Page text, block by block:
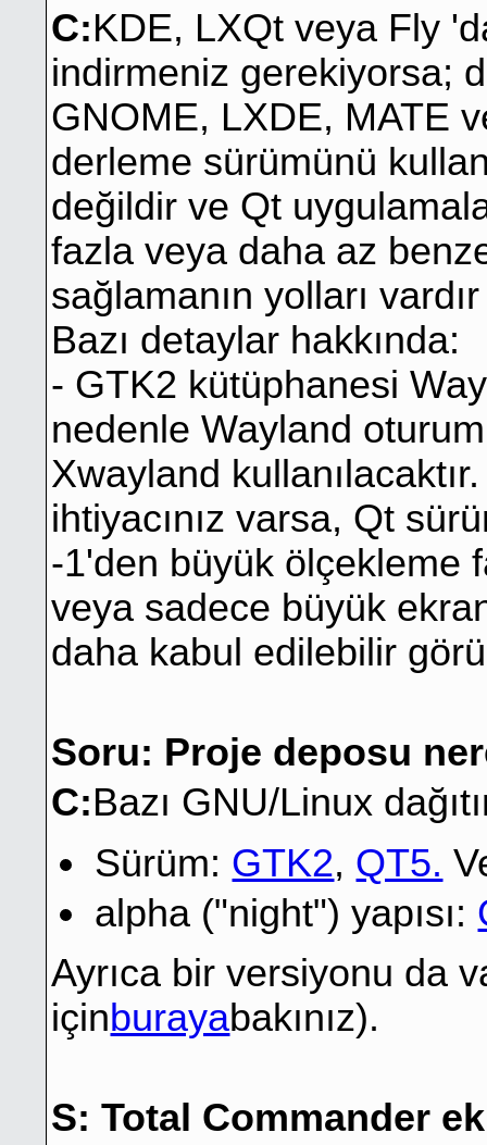
C:KDE, LXQt veya Fly
indirmeniz gerekiyorsa;
GNOME, LXDE, MATE
derleme sürümünü
değildir ve Qt
fazla veya daha az
sağlamanın yolları
Bazı detaylar hakkında:
- GTK2 kütüphanesi
nedenle Wayland
Xwayland
ihtiyacınız varsa, Qt
-1'den büyük ölçekleme
veya sadece büyük
daha kabul edilebilir
Soru: Proje deposu
C:Bazı GNU/Linux
Sürüm: GTK2, QT5.
alpha ("night") yapısı:
Ayrıca bir versiyonu da
içinburayabakınız).
S: Total Commander